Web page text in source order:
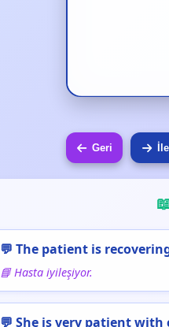
Geri
💬 The patient is
📘 Hasta iyileşiyor.
💬 She is very patient with